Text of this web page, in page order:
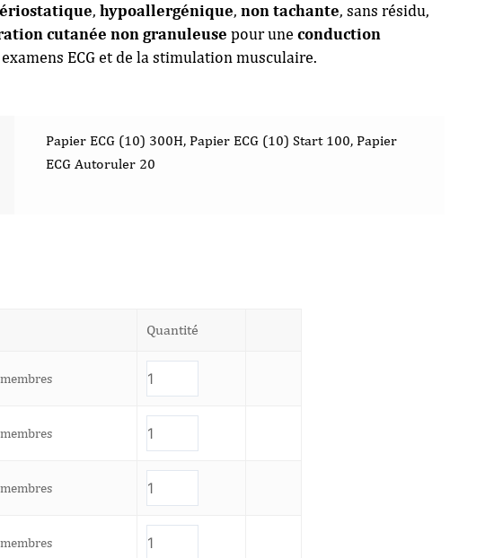
, hypoallergénique, non tachante, sans résidu,
cutanée non granuleuse pour une conduction
ECG et de la stimulation musculaire.
Papier ECG (10) 300H, Papier ECG (10) Start 100, Papier
ECG Autoruler 20
Quantité